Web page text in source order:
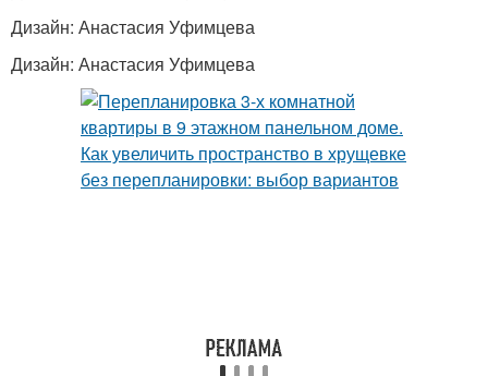
Дизайн: Анастасия Уфимцева
Дизайн: Анастасия Уфимцева